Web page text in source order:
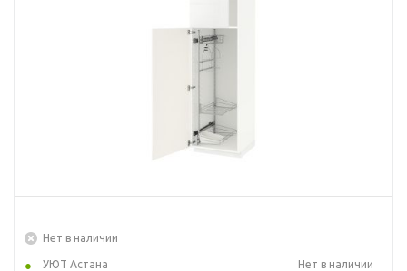
Нет в наличии
УЮТ Астана
Нет в наличии